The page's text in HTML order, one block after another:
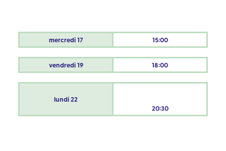
mercredi17 15:00
vendredi19 18:00
lundi22
20:30